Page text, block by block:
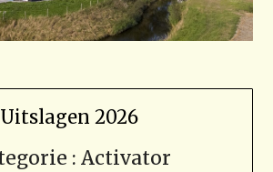
Uitslagen 2026
: Activator